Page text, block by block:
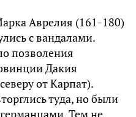
Аврелия (161-180)
с вандалами.
позволения
Дакия
от Карпат).
туда, но были